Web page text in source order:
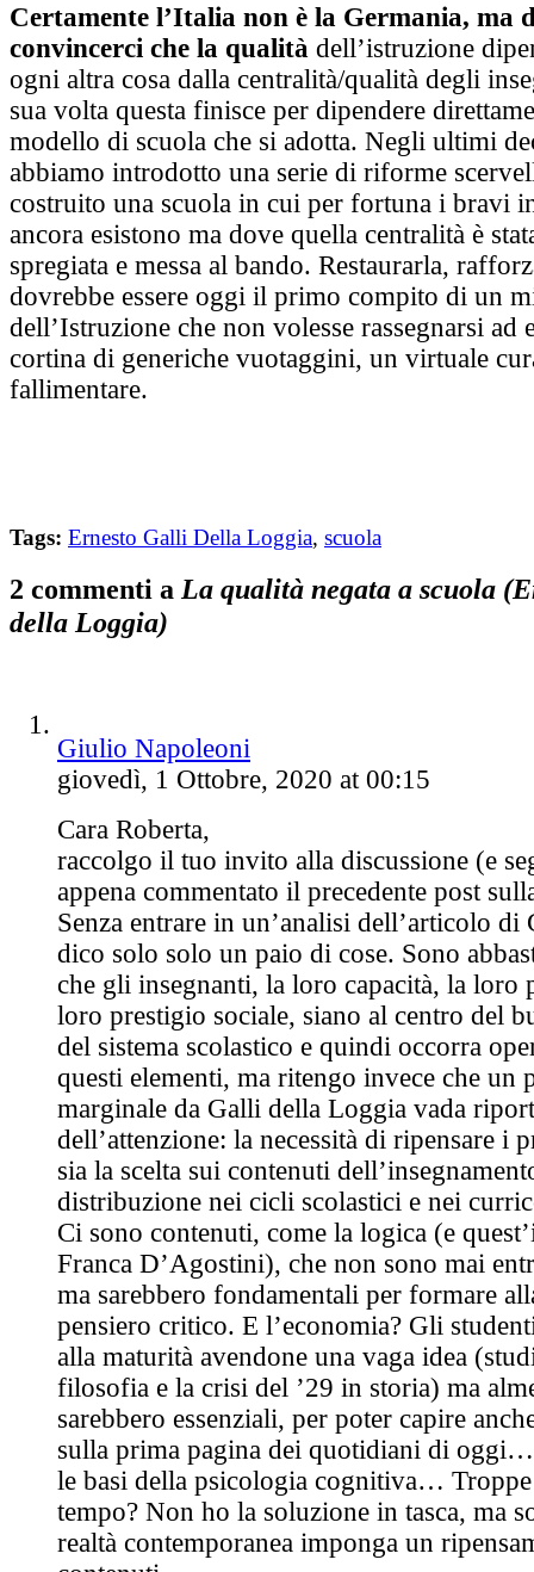
Certamente l’Italia non è la Germania, ma
convincerci che la qualità dell’istruzione
ogni altra cosa dalla centralità/qualità degli
sua volta questa finisce per dipendere
modello di scuola che si adotta. Negli ultimi
abbiamo introdotto una serie di riforme
costruito una scuola in cui per fortuna i bravi
ancora esistono ma dove quella centralità è
spregiata e messa al bando. Restaurarla,
dovrebbe essere oggi il primo compito di un
dell’Istruzione che non volesse rassegnarsi ad
cortina di generiche vuotaggini, un virtuale
fallimentare.
Tags: Ernesto Galli Della Loggia, scuola
2 commenti a La qualità negata a scuola
della Loggia)
Giulio Napoleoni
giovedì, 1 Ottobre, 2020 at 00:15
Cara Roberta,
raccolgo il tuo invito alla discussione (e
appena commentato il precedente post
Senza entrare in un’analisi dell’articolo
dico solo solo un paio di cose. Sono
che gli insegnanti, la loro capacità, la loro
loro prestigio sociale, siano al centro del
del sistema scolastico e quindi occorra
questi elementi, ma ritengo invece che un
marginale da Galli della Loggia vada
dell’attenzione: la necessità di ripensare i
sia la scelta sui contenuti
distribuzione nei cicli scolastici e nei
Ci sono contenuti, come la logica (e
Franca D’Agostini), che non sono mai
ma sarebbero fondamentali per formare
pensiero critico. E l’economia? Gli
alla maturità avendone una vaga idea
filosofia e la crisi del ’29 in storia) ma
sarebbero essenziali, per poter capire
sulla prima pagina dei quotidiani di
le basi della psicologia cognitiva… Troppe
tempo? Non ho la soluzione in tasca, ma
realtà contemporanea imponga un